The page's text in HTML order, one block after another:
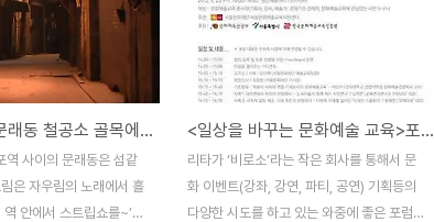
<몽상골목> 문래동 철공소 골목에 꽃을 피우다!
역 사이의 문래동은 섬같
은 자우림의 노래에서 흘
역 안에서 스트립쇼를~’하
<일상을 바꾸는 문화예술 교육>포럼을 다녀왔습니다.
리타가 ‘비로소’라는 작은 회사를 통해서 문
화 이벤트(강좌, 강연, 파티, 공연) 기획등의
다양한 시도를 하고 있는 와중에 좋은 포럼을